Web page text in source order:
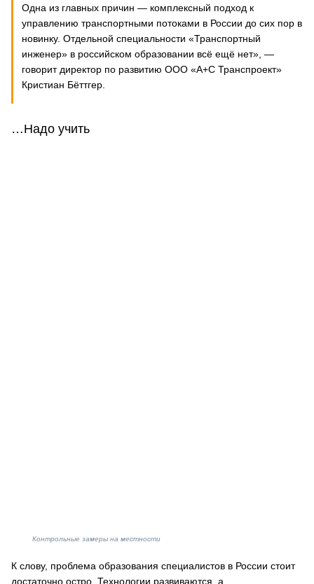
Одна из главных причин — комплексный подход к
управлению транспортными потоками в России до сих пор в
новинку. Отдельной специальности «Транспортный
инженер» в российском образовании всё ещё нет», —
говорит директор по развитию ООО «А+С Транспроект»
Кристиан Бёттгер.
…Надо учить
Контрольные замеры на местности
К слову, проблема образования специалистов в России стоит
достаточно остро. Технологии развиваются, а